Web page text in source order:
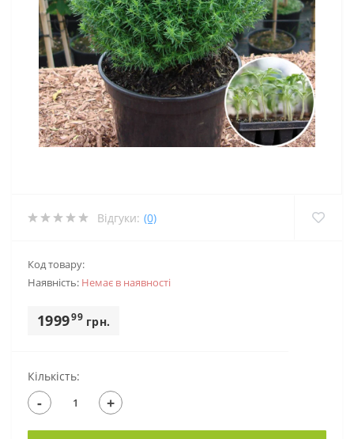
Відгуки: (0)
Код товару:
Наявність: Немає в наявностi
199999грн.
Кількість:
- +